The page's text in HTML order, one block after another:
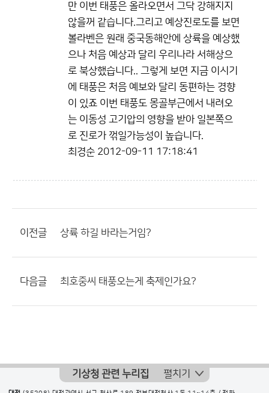
만 이번 태풍은 올라오면서 그닥 강해지지
않을꺼 같습니다.그리고 예상진로도를 보면
볼라벤은 원래 중국동해안에 상륙을 예상했
으나 처음 예상과 달리 우리나라 서해상으
로 북상했습니다.. 그렇게 보면 지금 이시기
에 태풍은 처음 예보와 달리 동편하는 경향
이 있죠 이번 태풍도 몽골부근에서 내려오
는 이동성 고기압의 영향을 받아 일본쪽으
로 진로가 꺾일가능성이 높습니다.
최경순 2012-09-11 17:18:41
이전글 상륙 하길 바라는거임?
다음글 최호중씨 태풍오는게 축제인가요?
기상청 관련 누리집 펼치기